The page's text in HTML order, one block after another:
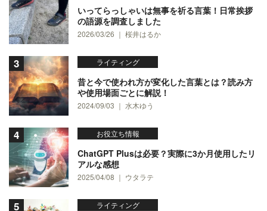
いってらっしゃいは無事を祈る言葉！日常挨拶
の語源を調査しました
2026/03/26 ｜ 桜井はるか
ライティング
昔と今で使われ方が変化した言葉とは？読み方
や使用場面ごとに解説！
2024/09/03 ｜ 水木ゆう
お役立ち情報
ChatGPT Plusは必要？実際に3か月使用したリ
アルな感想
2025/04/08 ｜ ウタラテ
ライティング